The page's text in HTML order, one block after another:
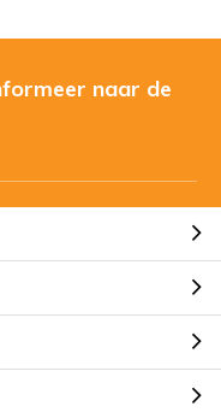
naar de